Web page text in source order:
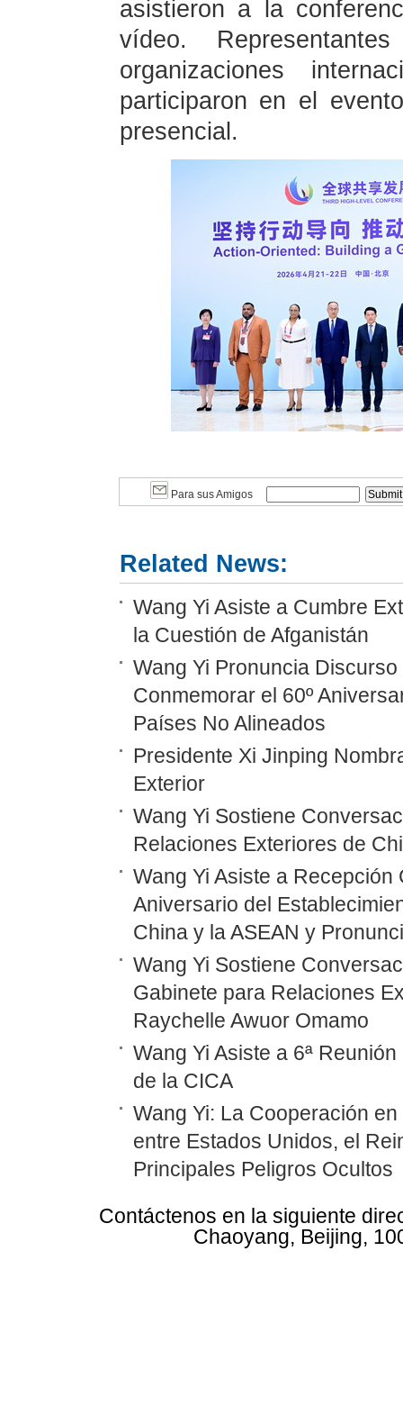
asistieron a la
vídeo.
organizaciones
participaron en el
presencial.
Para sus Amigos
Related News:
Wang Yi Asiste a Cumbre
la Cuestión de Afganistán
Wang Yi Pronuncia
Conmemorar el 60º
Países No Alineados
Presidente Xi Jinping
Exterior
Wang Yi Sostiene
Relaciones Exteriores de
Wang Yi Asiste a Recepción
Aniversario del
China y la ASEAN y
Wang Yi Sostiene
Gabinete para Relaciones
Raychelle Awuor Omamo
Wang Yi Asiste a 6ª
de la CICA
Wang Yi: La Cooperación
entre Estados Unidos, el
Principales Peligros Ocultos
Contáctenos en la siguiente
Chaoyang, Beijing,